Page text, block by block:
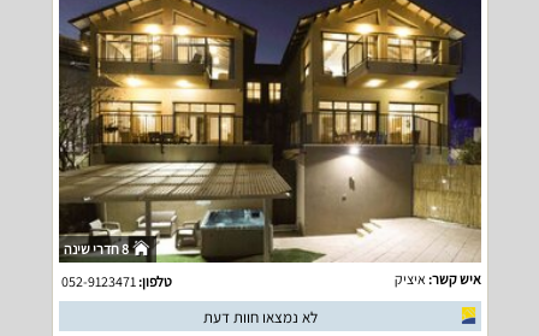
8 חדרי שינה
איש קשר: איציק טלפון:
לא נמצאו חוות דעת